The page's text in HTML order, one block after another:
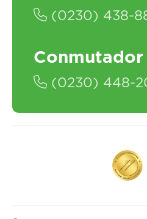
(0230) 438-
Conmutador
(0230) 448-